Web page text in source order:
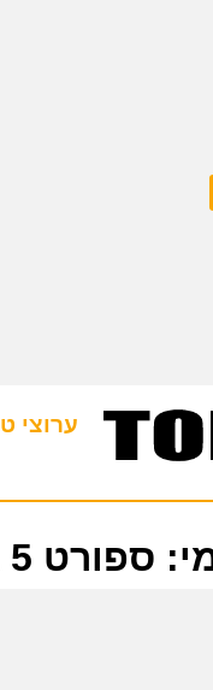
ערוצי
גולד 20-09-2025